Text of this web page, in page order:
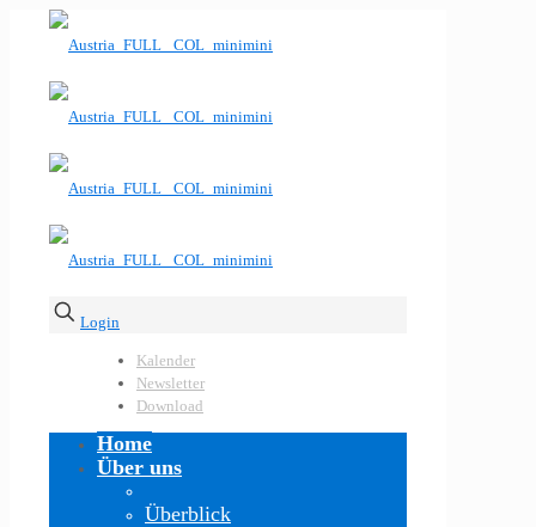
Login
Kalender
Newsletter
Download
Home
Über uns
Überblick